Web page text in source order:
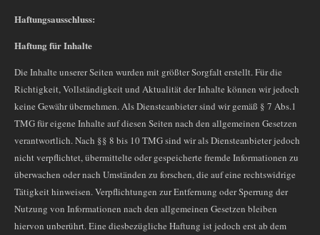
Haftungsausschluss:
Haftung für Inhalte
Die Inhalte unserer Seiten wurden mit größter Sorgfalt erstellt. Für die
Richtigkeit, Vollständigkeit und Aktualität der Inhalte können wir jedoch
keine Gewähr übernehmen. Als Diensteanbieter sind wir gemäß § 7 Abs.1
TMG für eigene Inhalte auf diesen Seiten nach den allgemeinen Gesetzen
verantwortlich. Nach §§ 8 bis 10 TMG sind wir als Diensteanbieter jedoch
nicht verpflichtet, übermittelte oder gespeicherte fremde Informationen zu
überwachen oder nach Umständen zu forschen, die auf eine rechtswidrige
Tätigkeit hinweisen. Verpflichtungen zur Entfernung oder Sperrung der
Nutzung von Informationen nach den allgemeinen Gesetzen bleiben
hiervon unberührt. Eine diesbezügliche Haftung ist jedoch erst ab dem